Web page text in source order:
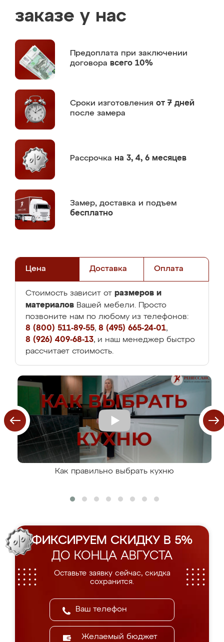
заказе у нас
Предоплата при заключении
договора всего 10%
Сроки изготовления от 7 дней
после замера
Рассрочка на 3, 4, 6 месяцев
Замер, доставка и подъем
бесплатно
Цена Доставка Оплата
Стоимость зависит от размеров и
материалов Вашей мебели. Просто
позвоните нам по любому из телефонов:
8 (800) 511-89-55, 8 (495) 665-24-01,
8 (926) 409-68-13, и наш менеджер быстро
рассчитает стоимость.
Как правильно выбрать кухню
ФИКСИРУЕМ СКИДКУ В 5%
ДО КОНЦА АВГУСТА
Оставьте заявку сейчас, скидка
сохранится.
Желаемый бюджет